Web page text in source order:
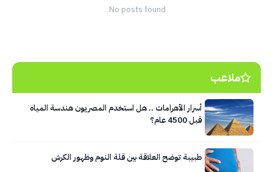
No posts found.
ملاعب
أسرار الأهرامات .. هل استخدم المصريون هندسة المياه
قبل 4500 عام؟
طبيبة توضح العلاقة بين قلة النوم وظهور الكرش